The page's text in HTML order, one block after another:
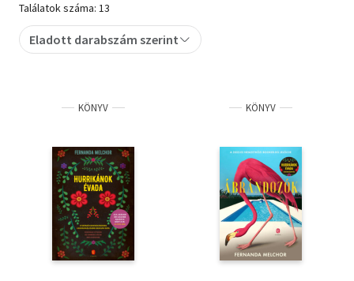
Művészet
Szakkönyv
Tankönyv, segédkönyv
Társadalomtudomány
Természettudomány
Történelem
Találatok száma: 13
Eladott darabszám szerint
KÖNYV KÖNYV